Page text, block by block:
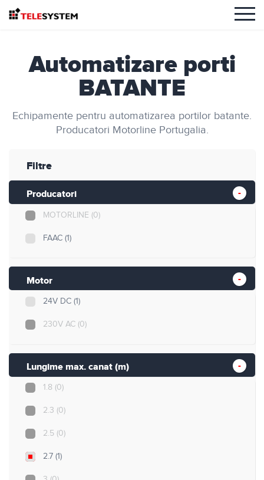
Automatizare porti
BATANTE
Echipamente pentru automatizarea portilor batante.
Producatori Motorline Portugalia.
Filtre
Producatori
MOTORLINE (0)
FAAC (1)
Motor
24V DC (1)
230V AC (0)
Lungime max. canat (m)
1.8 (0)
2.3 (0)
2.5 (0)
2.7 (1)